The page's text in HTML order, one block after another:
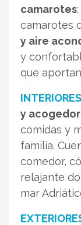
camarotes
camarotes
y aire
y
que
INTERIORES
y acogedor
comidas y
familia.
comedor,
relajante
mar